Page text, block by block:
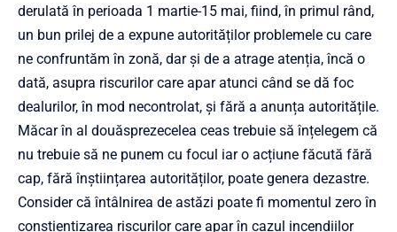
derulată în perioada 1 martie-15 mai, fiind, în primul rând,
un bun prilej de a expune autorităților problemele cu care
ne confruntăm în zonă, dar și de a atrage atenția, încă o
dată, asupra riscurilor care apar atunci când se dă foc
dealurilor, în mod necontrolat, și fără a anunța autoritățile.
Măcar în al douăsprezecelea ceas trebuie să înțelegem că
nu trebuie să ne punem cu focul iar o acțiune făcută fără
cap, fără înștiințarea autorităților, poate genera dezastre.
Consider că întâlnirea de astăzi poate fi momentul zero în
conștientizarea riscurilor care apar în cazul incendiilor